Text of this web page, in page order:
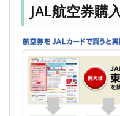
JAL航空券購